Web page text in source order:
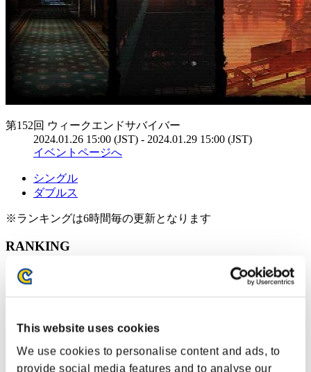
This website uses cookies
We use cookies to personalise content and ads, to
provide social media features and to analyse our
第152回 ウィークエンドサバイバー
2024.01.26 15:00 (JST) - 2024.01.29 15:00 (JST)
イベントページへ
シングル
ダブルス
※ランキングは6時間毎の更新となります
RANKING
RANK